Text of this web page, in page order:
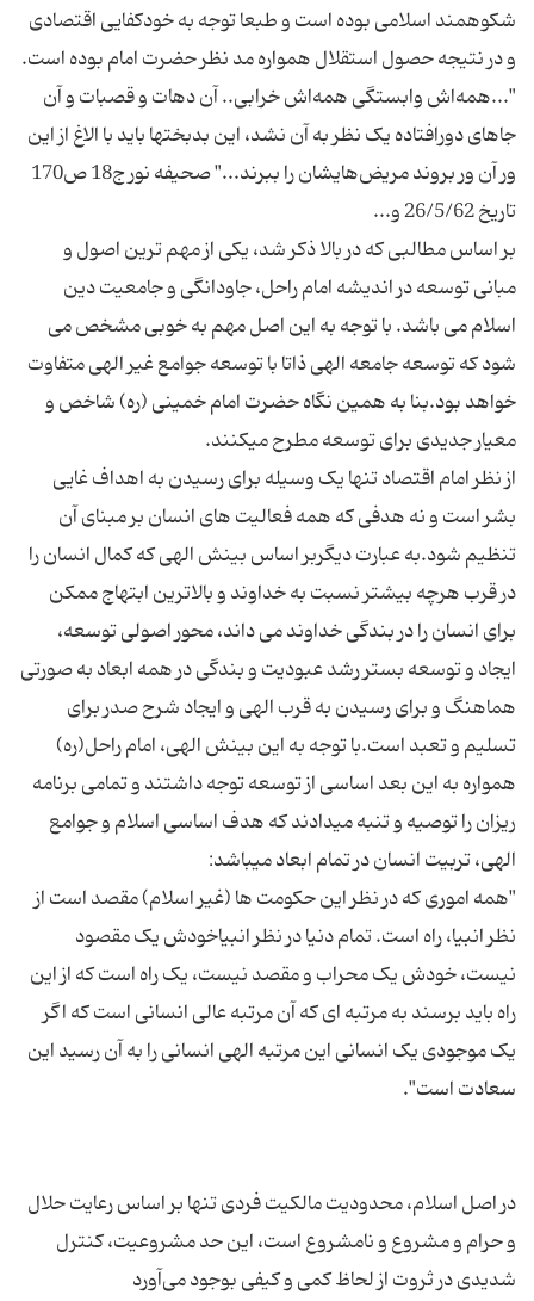
شکوهمند اسلامی بوده است و طبعا توجه به خودکفایی اقتصادی
"...همه‌اش وابستگی همه‌اش خرابی.. آن دهات و قصبات و آن
جاهای دورافتاده یک نظر به آن نشد، این بدبختها باید با الاغ از این
ور آن ور بروند مریض‌هایشان را ببرند..." صحیفه نور ج18 ص170
بر اساس مطالبی که در بالا ذکر شد، یکی از مهم ترین اصول و
مبانی توسعه در اندیشه امام راحل، جاودانگی و جامعیت دین
اسلام می باشد. با توجه به این اصل مهم به خوبی مشخص می
شود که توسعه جامعه الهی ذاتا با توسعه جوامع غیر الهی متفاوت
خواهد بود.بنا به همین نگاه حضرت امام خمینی (ره) شاخص و
از نظر امام اقتصاد تنها یک وسیله برای رسیدن به اهداف غایی
بشر است و نه هدفی که همه فعالیت های انسان بر مبنای آن
تنظیم شود.به عبارت دیگربر اساس بینش الهی که کمال انسان را
در قرب هرچه بیشتر نسبت به خداوند و بالاترین ابتهاج ممکن
برای انسان را در بندگی خداوند می داند، محور اصولی توسعه،
ایجاد و توسعه بستر رشد عبودیت و بندگی در همه ابعاد به صورتی
هماهنگ و برای رسیدن به قرب الهی و ایجاد شرح صدر برای
تسلیم و تعبد است.با توجه به این بینش الهی، امام راحل(ره)
همواره به این بعد اساسی از توسعه توجه داشتند و تمامی برنامه
ریزان را توصیه و تنبه میدادند که هدف اساسی اسلام و جوامع
"همه اموری که در نظر این حکومت ها (غیر اسلام) مقصد است از
نظر انبیا، راه است. تمام دنیا در نظر انبیاخودش یک مقصود
نیست، خودش یک محراب و مقصد نیست، یک راه است که از این
راه باید برسند به مرتبه ای که آن مرتبه عالی انسانی است که اگر
یک موجودی یک انسانی این مرتبه الهی انسانی را به آن رسید این
در اصل اسلام، محدودیت مالکیت فردی تنها بر اساس رعایت حلال
و حرام و مشروع و نامشروع است، این حد مشروعیت، کنترل